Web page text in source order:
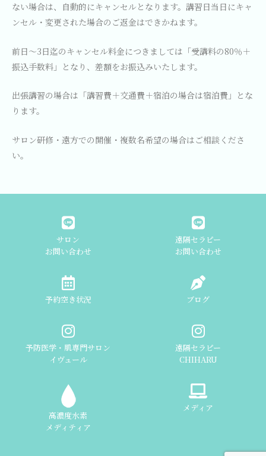
ない場合は、自動的にキャンセルとなります。講習日当日にキャ
ンセル・変更された場合のご返金はできかねます。
前日～3日迄のキャンセル料金につきましては「受講料の80％＋
振込手数料」となり、差額をお振込みいたします。
出張講習の場合は「講習費＋交通費＋宿泊の場合は宿泊費」とな
ります。
サロン研修・遠方での開催・複数名希望の場合はご相談くださ
い。
サロン
お問い合わせ
遠隔セラピー
お問い合わせ
予約空き状況 ブログ
予防医学・肌専門サロン
イヴュール
遠隔セラピー
CHIHARU
高濃度水素
メディティア
メディア